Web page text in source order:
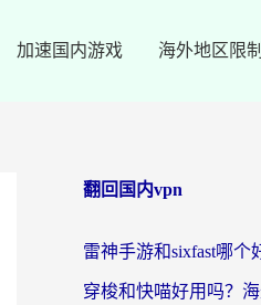
加速国内游戏 海外地区限制
翻回国内vpn